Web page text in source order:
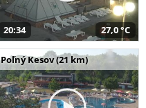
20:34 27,0 °C
Poľný Kesov (21 km)